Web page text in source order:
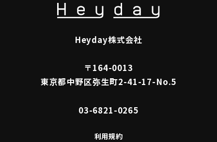
Heyday株式会社
〒164-0013
東京都中野区弥生町2-41-17-No.5
03-6821-0265
利用規約